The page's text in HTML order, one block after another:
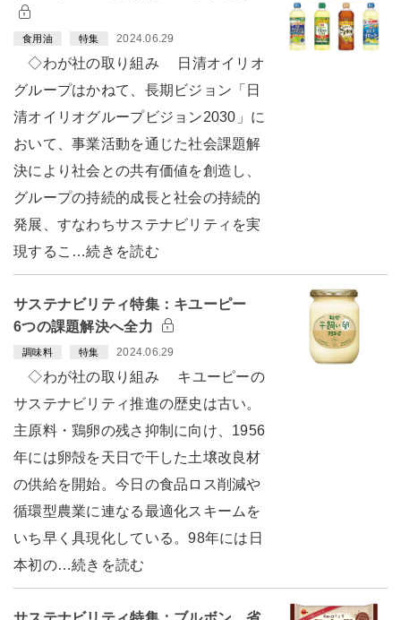
食用油 特集 2024.06.29
◇わが社の取り組み 日清オイリオ
グループはかねて、長期ビジョン「日
清オイリオグループビジョン2030」に
おいて、事業活動を通じた社会課題解
決により社会との共有価値を創造し、
グループの持続的成長と社会の持続的
発展、すなわちサステナビリティを実
現するこ…続きを読む
サステナビリティ特集：キユーピー
6つの課題解決へ全力
調味料 特集 2024.06.29
◇わが社の取り組み キユーピーの
サステナビリティ推進の歴史は古い。
主原料・鶏卵の残さ抑制に向け、1956
年には卵殻を天日で干した土壌改良材
の供給を開始。今日の食品ロス削減や
循環型農業に連なる最適化スキームを
いち早く具現化している。98年には日
本初の…続きを読む